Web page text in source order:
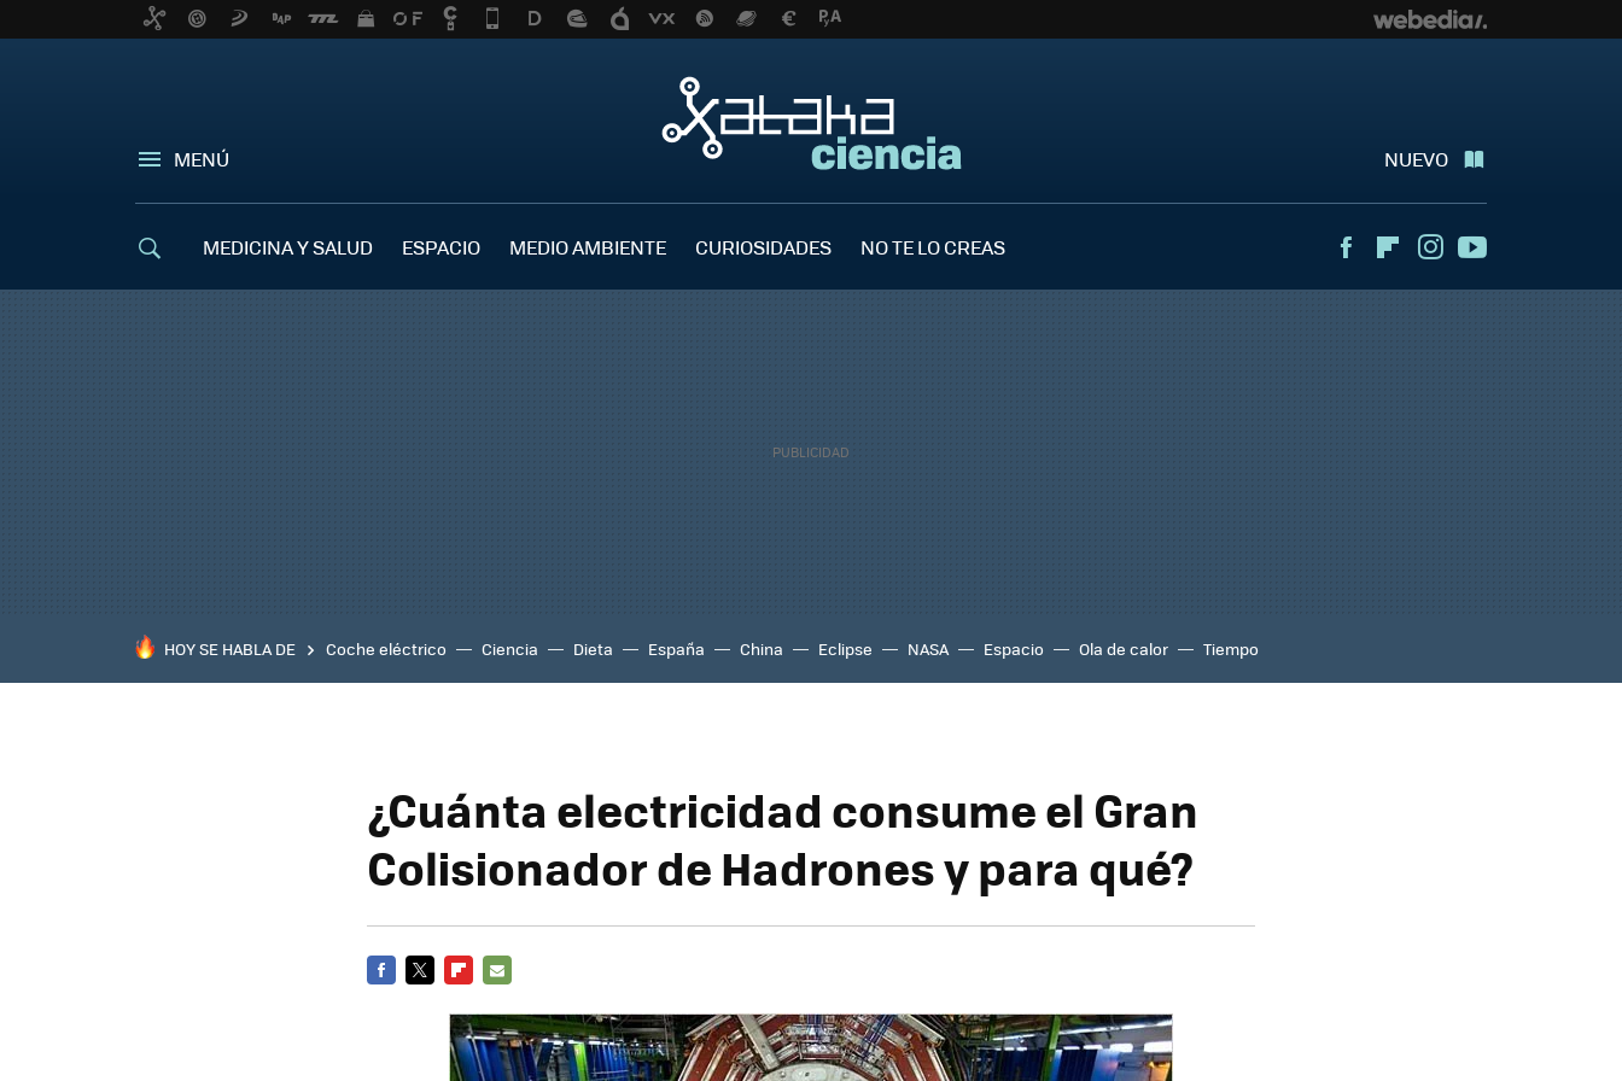
MENÚ NUEVO
MEDICINA Y SALUD ESPACIO MEDIO AMBIENTE CURIOSIDADES NO TE LO CREAS FacebookFlipboardInstagram
HOY SE HABLA DE Coche eléctrico Ciencia Dieta España China Eclipse NASA Espacio Ola de calor Tiempo
¿Cuánta electricidad consume el Gran
Colisionador de Hadrones y para qué?
MAIL